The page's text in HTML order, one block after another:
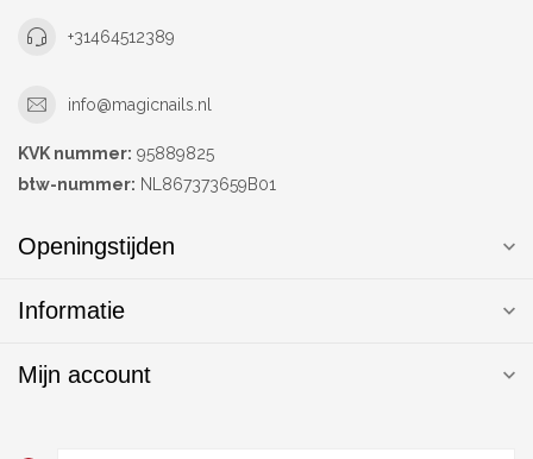
+31464512389
info@magicnails.nl
KVK nummer: 95889825
btw-nummer: NL867373659B01
Openingstijden
Informatie
Mijn account